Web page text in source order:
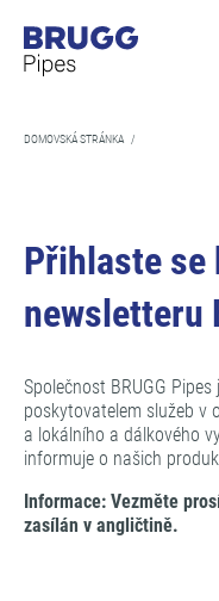
DOMOVSKÁ STRÁNKA /
Přihlaste se
newsletteru
Společnost BRUGG
poskytovatelem služeb v
a lokálního a dálkového
informuje o našich
Informace: Vezměte
zasílán v angličtině.